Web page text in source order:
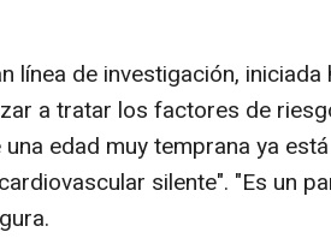
línea de investigación, iniciada
a tratar los factores de
edad muy temprana ya está
silente". "Es un